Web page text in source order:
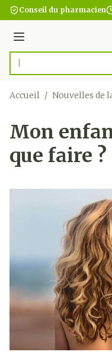
Aller au contenu
Conseil du pharmacien
Menu
Rechercher
Accueil / Nouvelles de
Mon
que faire ?